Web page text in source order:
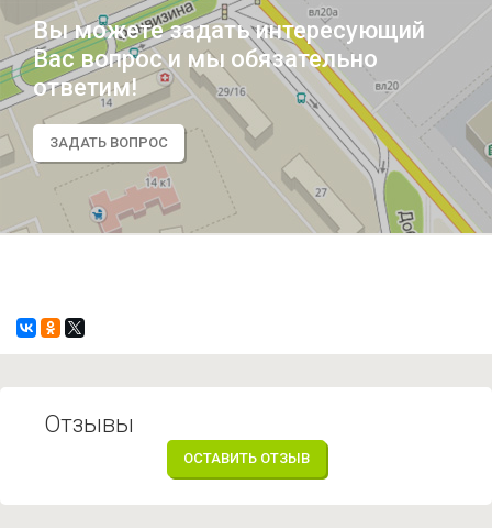
Вы можете задать интересующий
Вас вопрос и мы обязательно
ответим!
ЗАДАТЬ ВОПРОС
Отзывы
ОСТАВИТЬ ОТЗЫВ